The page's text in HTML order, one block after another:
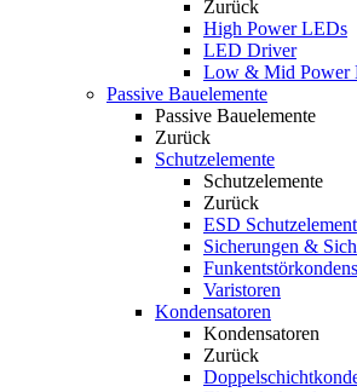
Zurück
High Power LEDs
LED Driver
Low & Mid Power
Passive Bauelemente
Passive Bauelemente
Zurück
Schutzelemente
Schutzelemente
Zurück
ESD
Sicherungen &
Varistoren
Kondensatoren
Kondensatoren
Zurück